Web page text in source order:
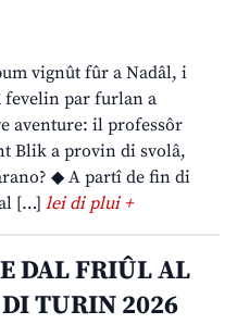
vignût fûr a Nadâl, i
fevelin par furlan a
aventure: il professôr
Blik a provin di svolâ,
◆ A partî de fin di
[…] lei di plui +
DAL FRIÛL AL
TURIN 2026